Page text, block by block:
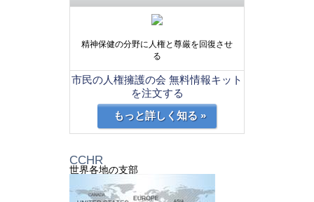
精神保健の分野に人権と尊厳を回復させ
る
市民の人権擁護の会 無料情報キット
を注文する
もっと詳しく知る »
CCHR
世界各地の支部